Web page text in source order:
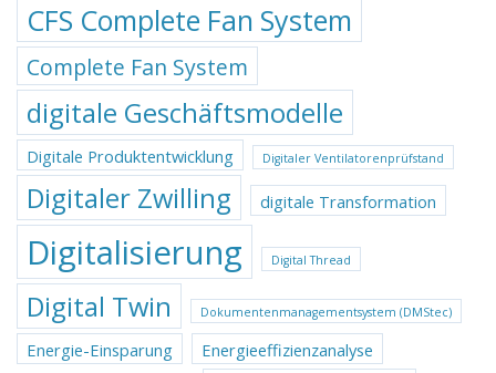
CFS Complete Fan System
Complete Fan System
digitale Geschäftsmodelle
Digitale Produktentwicklung Digitaler Ventilatorenprüfstand
Digitaler Zwilling digitale Transformation
Digitalisierung Digital Thread
Digital Twin Dokumentenmanagementsystem (DMStec)
Energie-Einsparung
Energieeffizienzanalyse